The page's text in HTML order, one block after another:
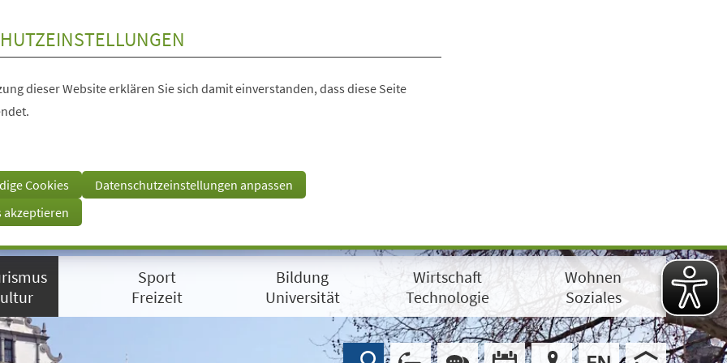
dieser Website erklären Sie sich damit einverstanden, dass diese Seite
Cookies
Datenschutzeinstellungen anpassen
akzeptieren
Sport
Freizeit
Bildung
Universität
Wirtschaft
Technologie
Wohnen
Soziales